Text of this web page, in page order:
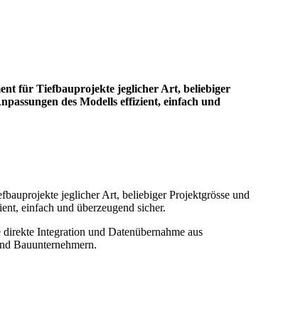
für Tiefbauprojekte jeglicher Art, beliebiger
des Modells effizient, einfach und
jeglicher Art, beliebiger Projektgrösse und
einfach und überzeugend sicher.
Integration und Datenübernahme aus
Bauunternehmern.